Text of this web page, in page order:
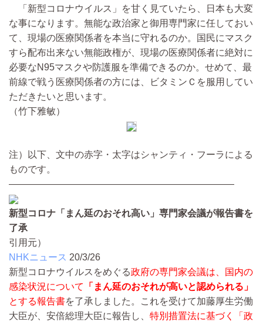
「新型コロナウイルス」を甘く見ていたら、日本も大変
な事になります。無能な政治家と御用専門家に任しておい
て、現場の医療関係者を本当に守れるのか。国民にマスク
すら配布出来ない無能政権が、現場の医療関係者に絶対に
必要なN95マスクや防護服を準備できるのか。せめて、最
前線で戦う医療関係者の方には、ビタミンＣを服用してい
ただきたいと思います。
（竹下雅敏）
注）以下、文中の赤字・太字はシャンティ・フーラによる
ものです。
————————————————————————
新型コロナ「まん延のおそれ高い」専門家会議が報告書を
了承
引用元）
NHKニュース 20/3/26
新型コロナウイルスをめぐる政府の専門家会議は、国内の
感染状況について
「まん延のおそれが高いと認められる」
とする報告書を了承しました。これを受けて加藤厚生労働
大臣が、安倍総理大臣に報告し、 特別措置法に基づく「政